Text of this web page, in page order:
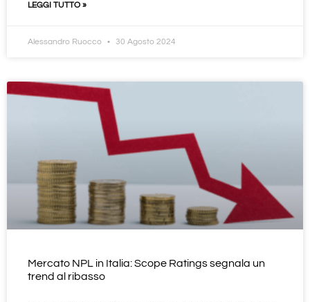
LEGGI TUTTO »
Alessandro Ruocco 30 Agosto 2024
Mercato NPL in Italia: Scope Ratings segnala un
trend al ribasso